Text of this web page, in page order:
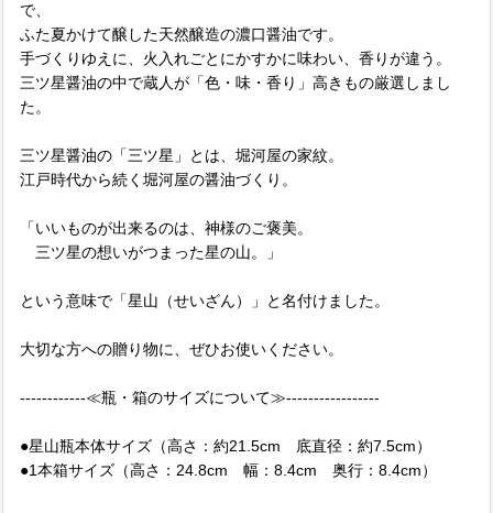
で、
ふた夏かけて醸した天然醸造の濃口醤油です。
手づくりゆえに、火入れごとにかすかに味わい、香りが違う。
三ツ星醤油の中で蔵人が「色・味・香り」高きもの厳選しまし
た。
三ツ星醤油の「三ツ星」とは、堀河屋の家紋。
江戸時代から続く堀河屋の醤油づくり。
「いいものが出来るのは、神様のご褒美。
三ツ星の想いがつまった星の山。」
という意味で「星山（せいざん）」と名付けました。
大切な方への贈り物に、ぜひお使いください。
------------≪瓶・箱のサイズについて≫-----------------
●星山瓶本体サイズ（高さ：約21.5cm 底直径：約7.5cm）
●1本箱サイズ（高さ：24.8cm 幅：8.4cm 奥行：8.4cm）